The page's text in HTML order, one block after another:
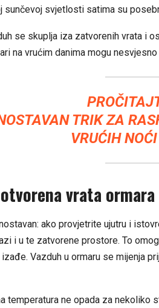
sunčevoj svjetlosti satima su
se skuplja iza zatvorenih vrata i
na vrućim danima mogu
TRIK ZA
VRUĆIH
vrata
ako provjetrite ujutru i
i u te zatvorene prostore. To
Vazduh u ormaru se mijenja
temperatura ne opada za